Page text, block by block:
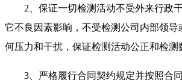
2、保证一切检测活动不受外来行政
它不良因素影响，不受检测公司内部领
何压力和干扰，保证检测活动公正和检测数据
3、严格履行合同契约规定并按照合